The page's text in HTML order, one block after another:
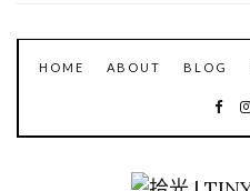
HOME ABOUT BLOG